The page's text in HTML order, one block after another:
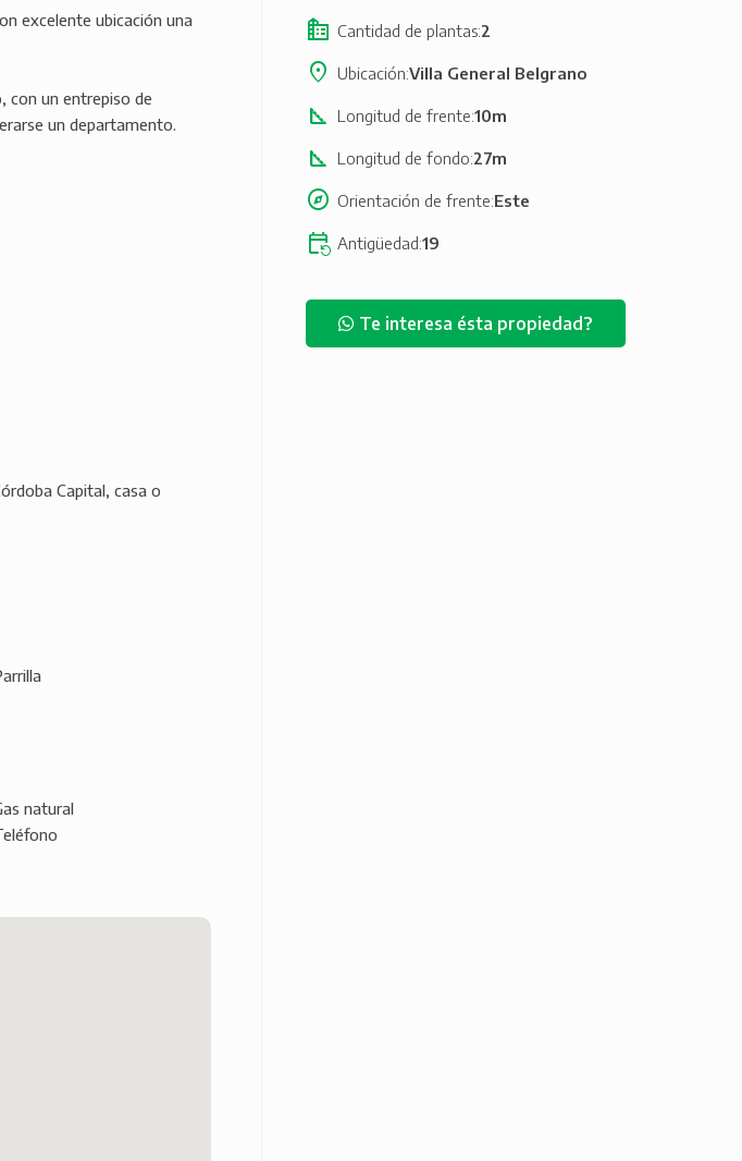
excelente ubicación una
con un entrepiso de
un departamento.
Capital, casa o
natural
Cantidad de plantas 2
Ubicación Villa General Belgrano
Longitud de frente 10m
Longitud de fondo 27m
Orientación de frente Este
Antigüedad 19
Te interesa ésta propiedad?